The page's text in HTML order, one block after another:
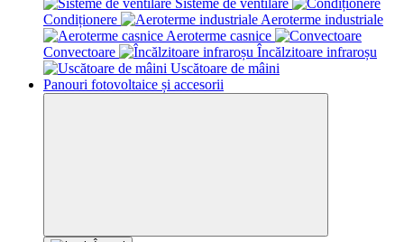
Sisteme de ventilare
Condiționere
Aeroterme industriale
Aeroterme casnice
Convectoare
Încălzitoare infraroșu
Uscătoare de mâini
Panouri fotovoltaice și accesorii